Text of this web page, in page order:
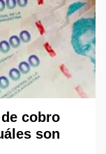
cobro
son